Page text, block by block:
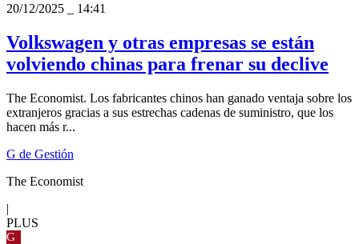
20/12/2025
14:41
Volkswagen y otras empresas se están
volviendo chinas para frenar su declive
The Economist. Los fabricantes chinos han ganado ventaja sobre los
extranjeros gracias a sus estrechas cadenas de suministro, que los
hacen más r...
G de Gestión
The Economist
|
PLUS
G